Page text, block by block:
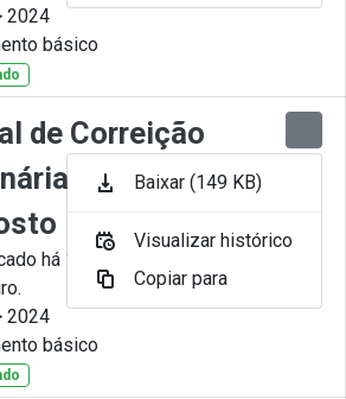
2024
básico
de Correição
nº 008-2024
há 11 Meses por Juliana
2024
básico
Baixar (149 KB)
Visualizar histórico
Copiar para